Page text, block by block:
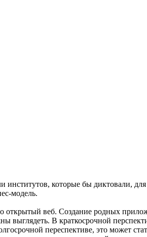
институтов, которые бы диктовали,
модель.
открытый веб. Создание родных
выглядеть. В краткосрочной
переспективе, это может